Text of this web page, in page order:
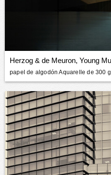
Herzog & de Meuron, Young
papel de algodón Aquarelle de 300